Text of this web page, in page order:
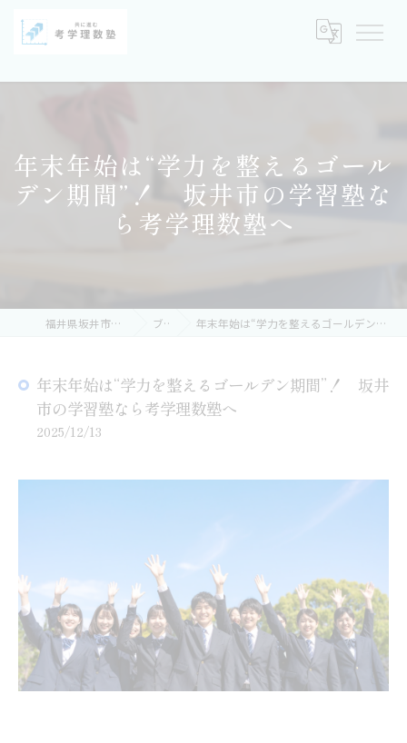
年末年始は“学力を整えるゴール
デン期間”！ 坂井市の学習塾な
ら考学理数塾へ
福井県坂井市の塾なら考学理数塾 ブログ 年末年始は“学力を整えるゴールデン期間”！ 坂井市の学習塾なら考学理数塾へ
年末年始は“学力を整えるゴールデン期間”！ 坂井
市の学習塾なら考学理数塾へ
2025/12/13